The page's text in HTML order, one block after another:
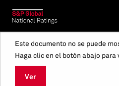
Este documento no se puede
Haga clic en el botón abajo para
Ver